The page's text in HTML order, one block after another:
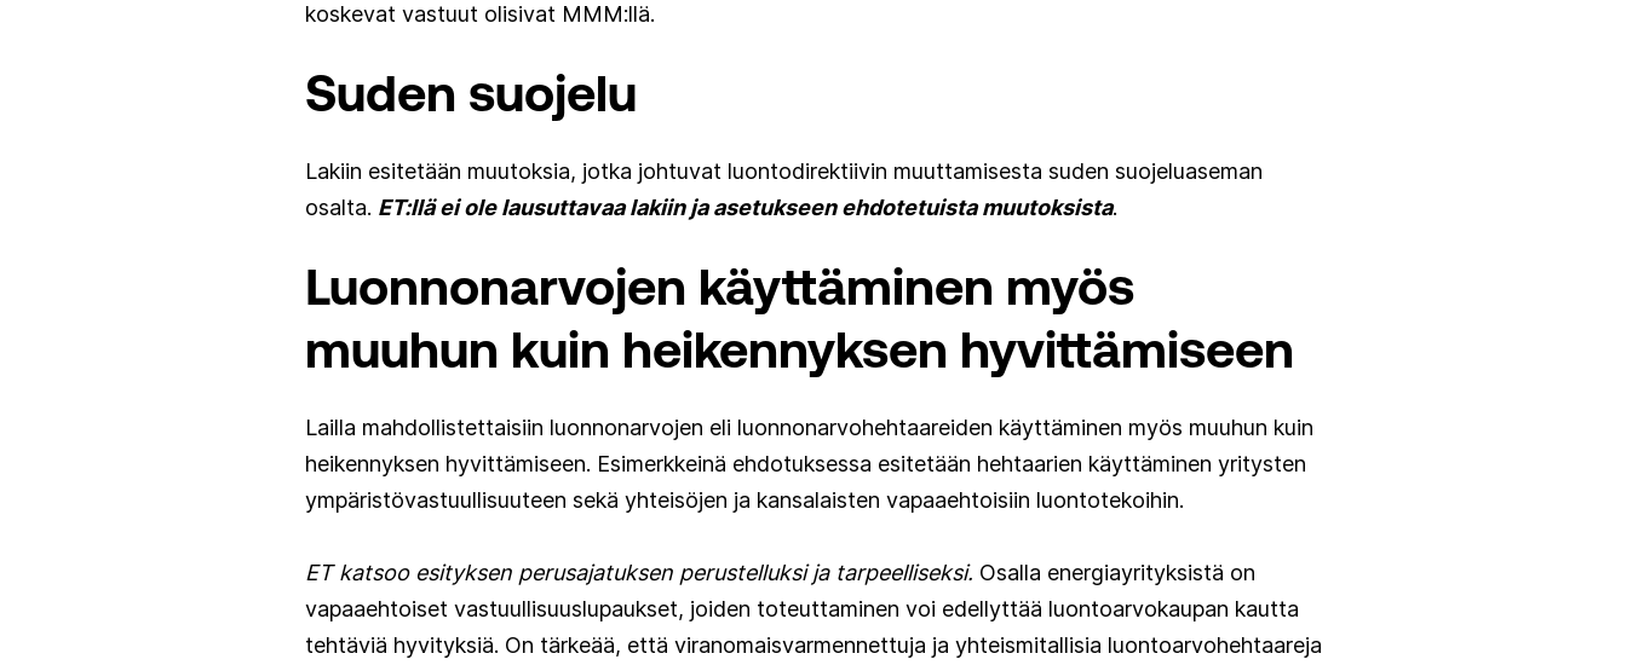
koskevat vastuut olisivat MMM:llä.
Suden suojelu
Lakiin esitetään muutoksia, jotka johtuvat luontodirektiivin muuttamisesta suden suojeluaseman
osalta. ET:llä ei ole lausuttavaa lakiin ja asetukseen ehdotetuista muutoksista.
Luonnonarvojen käyttäminen myös
muuhun kuin heikennyksen hyvittämiseen
Lailla mahdollistettaisiin luonnonarvojen eli luonnonarvohehtaareiden käyttäminen myös muuhun kuin
heikennyksen hyvittämiseen. Esimerkkeinä ehdotuksessa esitetään hehtaarien käyttäminen yritysten
ympäristövastuullisuuteen sekä yhteisöjen ja kansalaisten vapaaehtoisiin luontotekoihin.
ET katsoo esityksen perusajatuksen perustelluksi ja tarpeelliseksi. Osalla energiayrityksistä on
vapaaehtoiset vastuullisuuslupaukset, joiden toteuttaminen voi edellyttää luontoarvokaupan kautta
tehtäviä hyvityksiä. On tärkeää, että viranomaisvarmennettuja ja yhteismitallisia luontoarvohehtaareja